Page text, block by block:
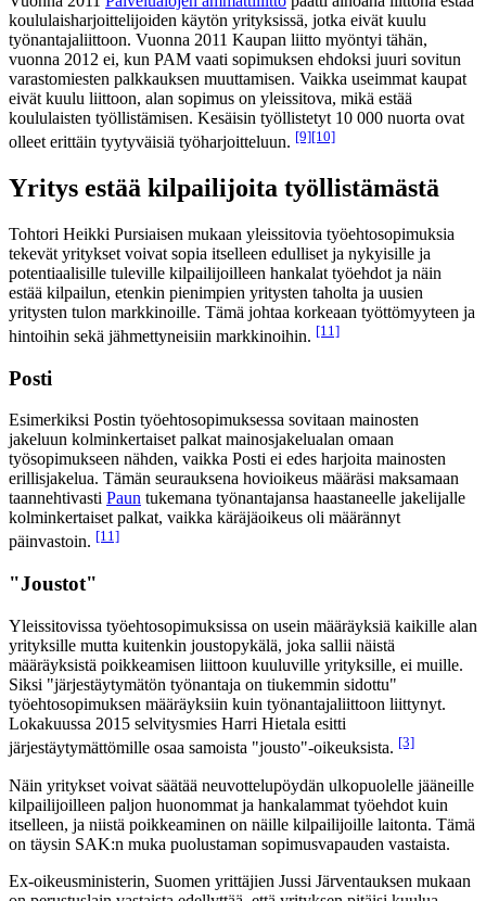
koululaisharjoittelijoiden käytön yrityksissä, jotka eivät kuulu
työnantajaliittoon. Vuonna 2011 Kaupan liitto myöntyi tähän,
vuonna 2012 ei, kun PAM vaati sopimuksen ehdoksi juuri sovitun
varastomiesten palkkauksen muuttamisen. Vaikka useimmat kaupat
eivät kuulu liittoon, alan sopimus on yleissitova, mikä estää
koululaisten työllistämisen. Kesäisin työllistetyt 10 000 nuorta ovat
olleet erittäin tyytyväisiä työharjoitteluun. [9][10]
Yritys estää kilpailijoita työllistämästä
Tohtori Heikki Pursiaisen mukaan yleissitovia työehtosopimuksia
tekevät yritykset voivat sopia itselleen edulliset ja nykyisille ja
potentiaalisille tuleville kilpailijoilleen hankalat työehdot ja näin
estää kilpailun, etenkin pienimpien yritysten taholta ja uusien
yritysten tulon markkinoille. Tämä johtaa korkeaan työttömyyteen ja
hintoihin sekä jähmettyneisiin markkinoihin. [11]
Posti
Esimerkiksi Postin työehtosopimuksessa sovitaan mainosten
jakeluun kolminkertaiset palkat mainosjakelualan omaan
työsopimukseen nähden, vaikka Posti ei edes harjoita mainosten
erillisjakelua. Tämän seurauksena hovioikeus määräsi maksamaan
taannehtivasti Paun tukemana työnantajansa haastaneelle jakelijalle
kolminkertaiset palkat, vaikka käräjäoikeus oli määrännyt
päinvastoin. [11]
"Joustot"
Yleissitovissa työehtosopimuksissa on usein määräyksiä kaikille alan
yrityksille mutta kuitenkin joustopykälä, joka sallii näistä
määräyksistä poikkeamisen liittoon kuuluville yrityksille, ei muille.
Siksi "järjestäytymätön työnantaja on tiukemmin sidottu"
työehtosopimuksen määräyksiin kuin työnantajaliittoon liittynyt.
Lokakuussa 2015 selvitysmies Harri Hietala esitti
järjestäytymättömille osaa samoista "jousto"-oikeuksista. [3]
Näin yritykset voivat säätää neuvottelupöydän ulkopuolelle jääneille
kilpailijoilleen paljon huonommat ja hankalammat työehdot kuin
itselleen, ja niistä poikkeaminen on näille kilpailijoille laitonta. Tämä
on täysin SAK:n muka puolustaman sopimusvapauden vastaista.
Ex-oikeusministerin, Suomen yrittäjien Jussi Järventauksen mukaan